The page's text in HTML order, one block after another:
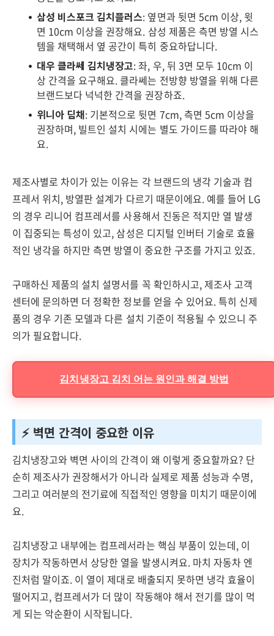
삼성 비스포크 김치플러스: 옆면과 뒷면 5cm 이상, 윗
면 10cm 이상을 권장해요. 삼성 제품은 측면 방열 시스
템을 채택해서 옆 공간이 특히 중요하답니다.
대우 클라쎄 김치냉장고: 좌, 우, 뒤 3면 모두 10cm 이
상 간격을 요구해요. 클라쎄는 전방향 방열을 위해 다른
브랜드보다 넉넉한 간격을 권장하죠.
위니아 딤채: 기본적으로 뒷면 7cm, 측면 5cm 이상을
권장하며, 빌트인 설치 시에는 별도 가이드를 따라야 해
요.
제조사별로 차이가 있는 이유는 각 브랜드의 냉각 기술과 컴
프레서 위치, 방열판 설계가 다르기 때문이에요. 예를 들어 LG
의 경우 리니어 컴프레서를 사용해서 진동은 적지만 열 발생
이 집중되는 특성이 있고, 삼성은 디지털 인버터 기술로 효율
적인 냉각을 하지만 측면 방열이 중요한 구조를 가지고 있죠.
구매하신 제품의 설치 설명서를 꼭 확인하시고, 제조사 고객
센터에 문의하면 더 정확한 정보를 얻을 수 있어요. 특히 신제
품의 경우 기존 모델과 다른 설치 기준이 적용될 수 있으니 주
의가 필요합니다.
김치냉장고 김치 어는 원인과 해결 방법
⚡ 벽면 간격이 중요한 이유
김치냉장고와 벽면 사이의 간격이 왜 이렇게 중요할까요? 단
순히 제조사가 권장해서가 아니라 실제로 제품 성능과 수명,
그리고 여러분의 전기료에 직접적인 영향을 미치기 때문이에
요.
김치냉장고 내부에는 컴프레서라는 핵심 부품이 있는데, 이
장치가 작동하면서 상당한 열을 발생시켜요. 마치 자동차 엔
진처럼 말이죠. 이 열이 제대로 배출되지 못하면 냉각 효율이
떨어지고, 컴프레서가 더 많이 작동해야 해서 전기를 많이 먹
게 되는 악순환이 시작됩니다.